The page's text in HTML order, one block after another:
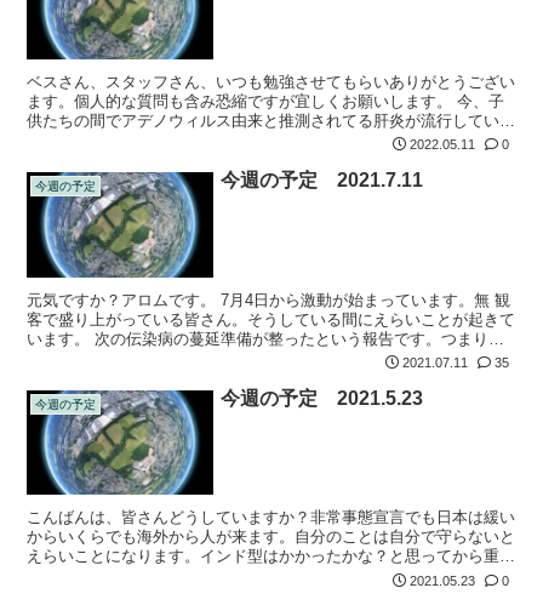
ベスさん、スタッフさん、いつも勉強させてもらいありがとうござい
ます。個人的な質問も含み恐縮ですが宜しくお願いします。 今、子
供たちの間でアデノウィルス由来と推測されてる肝炎が流行していま
す。 どのくらい重篤化するのか？今後、学校での感染力は？子供た
2022.05.11 0
今週の予定 今週の予定 2021.7.11
元気ですか？アロムです。 7月4日から激動が始まっています。無 観
客で盛り上がっている皆さん。そうしている間にえらいことが起きて
います。 次の伝染病の蔓延準備が整ったという報告です。つまりこ
れはコロナはもう用済みということです。なのでまず備えをしてくだ
2021.07.11 35
今週の予定 今週の予定 2021.5.23
こんばんは、皆さんどうしていますか？非常事態宣言でも日本は緩い
からいくらでも海外から人が来ます。自分のことは自分で守らないと
えらいことになります。インド型はかかったかな？と思ってから重症
化するまで4日しかないそうです。酸素ボンベがあれば致死率は
2021.05.23 0